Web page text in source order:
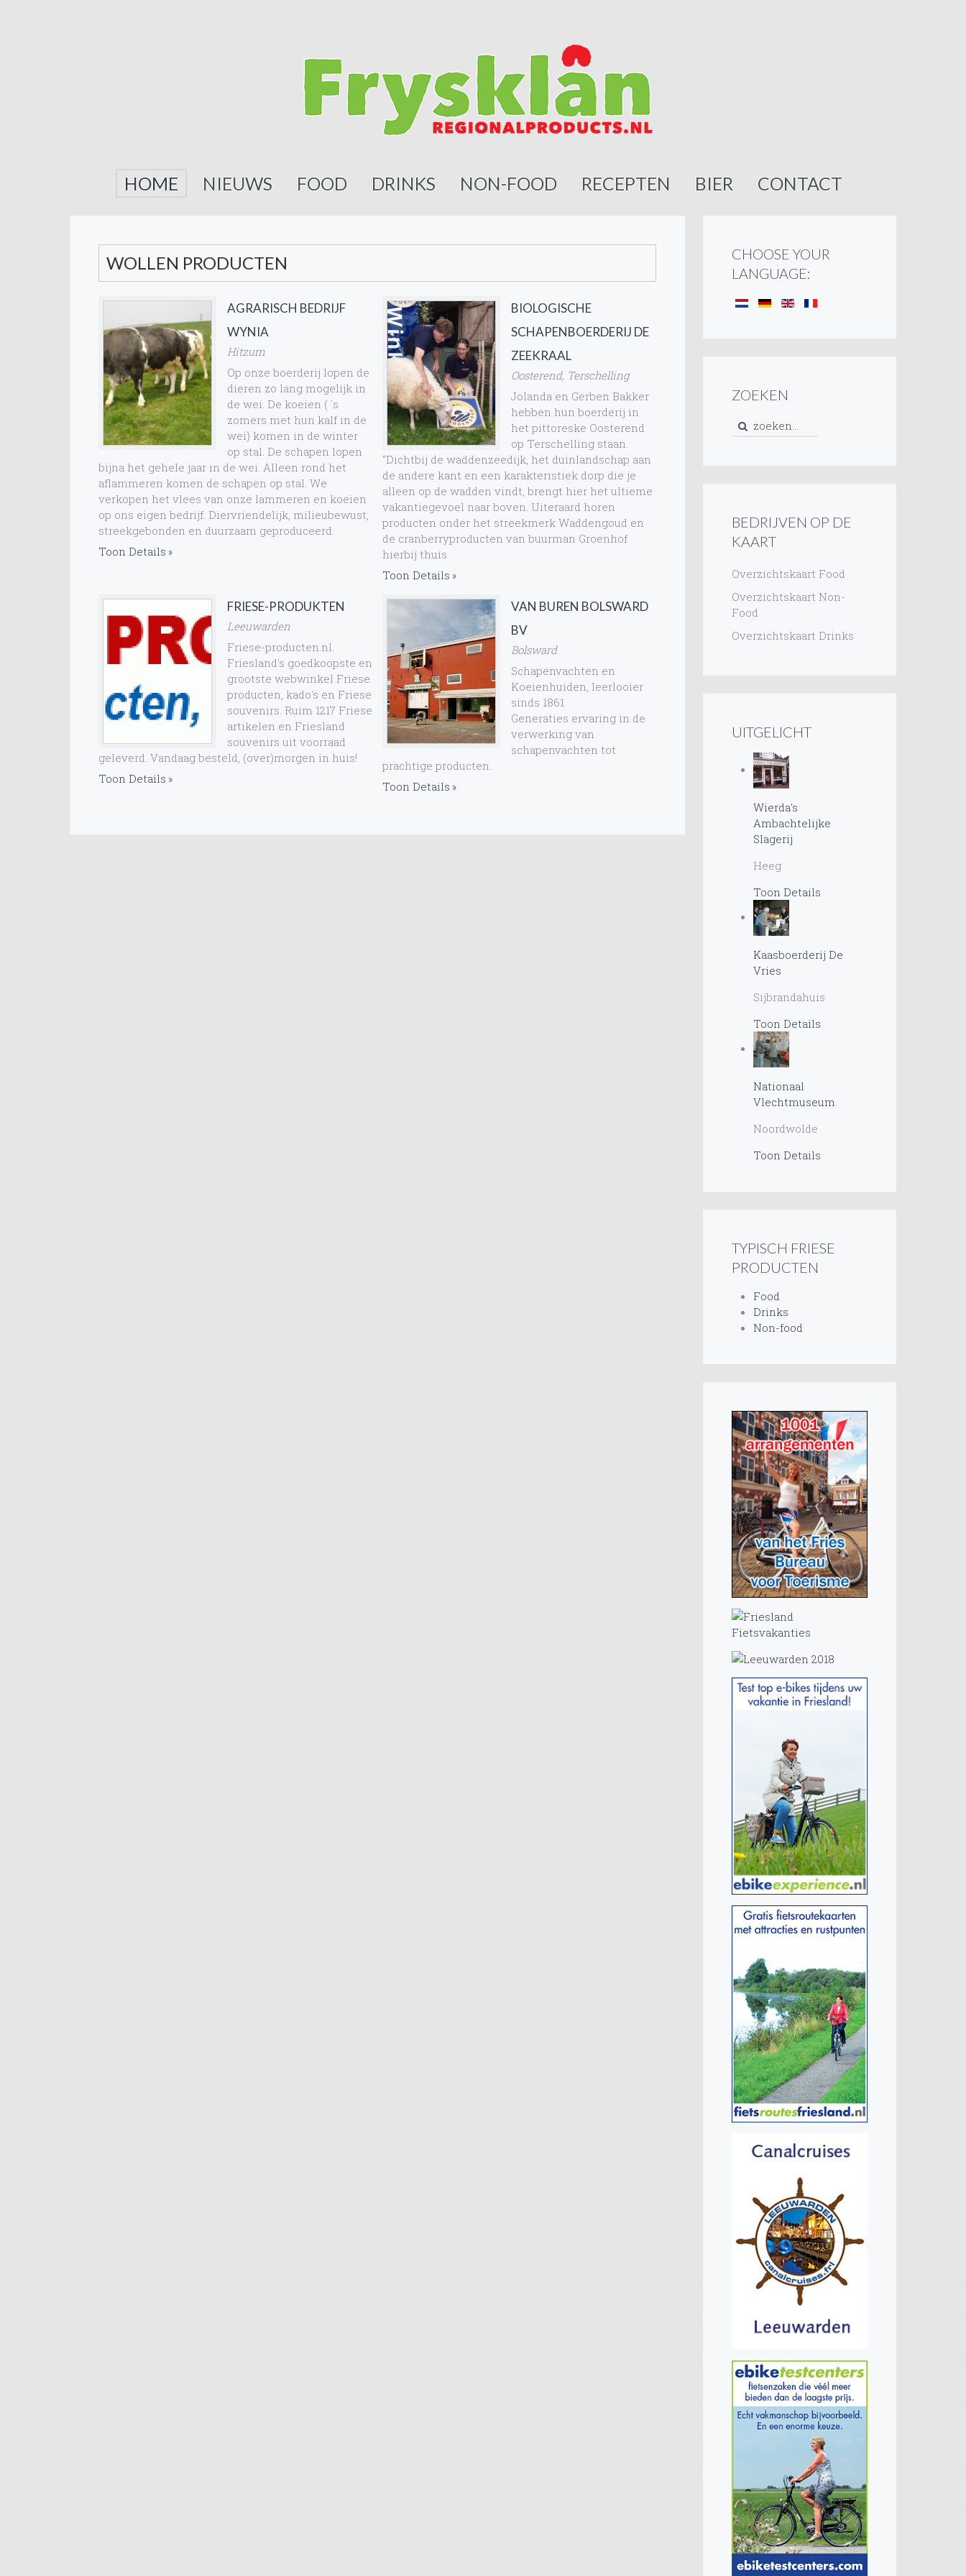
HOME NIEUWS FOOD DRINKS NON-FOOD RECEPTEN BIER CONTACT
WOLLEN PRODUCTEN
AGRARISCH BEDRIJF
WYNIA
Hitzum
Op onze boerderij lopen de
dieren zo lang mogelijk in
de wei. De koeien ( `s
zomers met hun kalf in de
wei) komen in de winter
op stal. De schapen lopen
bijna het gehele jaar in de wei. Alleen rond het
aflammeren komen de schapen op stal. We
verkopen het vlees van onze lammeren en koeien
op ons eigen bedrijf. Diervriendelijk, milieubewust,
streekgebonden en duurzaam geproduceerd.
Toon Details
BIOLOGISCHE
SCHAPENBOERDERIJ DE
ZEEKRAAL
Oosterend, Terschelling
Jolanda en Gerben Bakker
hebben hun boerderij in
het pittoreske Oosterend
op Terschelling staan.
“Dichtbij de waddenzeedijk, het duinlandschap aan
de andere kant en een karakteristiek dorp die je
alleen op de wadden vindt, brengt hier het ultieme
vakantiegevoel naar boven. Uiteraard horen
producten onder het streekmerk Waddengoud en
de cranberryproducten van buurman Groenhof
hierbij thuis.
Toon Details
FRIESE-PRODUKTEN
Leeuwarden
Friese-producten.nl.
Friesland's goedkoopste en
grootste webwinkel Friese
producten, kado's en Friese
souvenirs. Ruim 1217 Friese
artikelen en Friesland
souvenirs uit voorraad
geleverd. Vandaag besteld, (over)morgen in huis!
Toon Details
VAN BUREN BOLSWARD
BV
Bolsward
Schapenvachten en
Koeienhuiden, leerlooier
sinds 1861
Generaties ervaring in de
verwerking van
schapenvachten tot
prachtige producten.
Toon Details
CHOOSE YOUR
LANGUAGE:
ZOEKEN
BEDRIJVEN OP DE
KAART
Overzichtskaart Food
Overzichtskaart Non-
Food
Overzichtskaart Drinks
UITGELICHT
Wierda's
Ambachtelijke
Slagerij
Heeg
Toon Details
Kaasboerderij De
Vries
Sijbrandahuis
Toon Details
Nationaal
Vlechtmuseum
Noordwolde
Toon Details
TYPISCH FRIESE
PRODUCTEN
Food
Drinks
Non-food